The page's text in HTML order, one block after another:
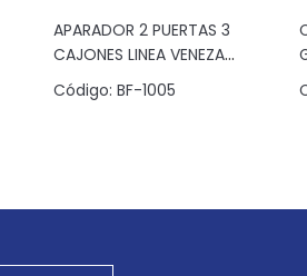
APARADOR 2 PUERTAS 3
CAJONES LINEA VENEZA
GRAFITO/PINUS
Código: BF-1005